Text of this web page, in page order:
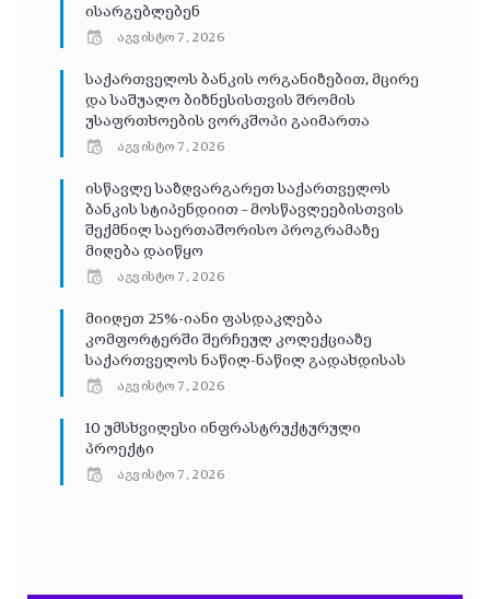
ისარგებლებენ
აგვისტო 7, 2026
საქართველოს ბანკის ორგანიზებით, მცირე
და საშუალო ბიზნესისთვის შრომის
უსაფრთხოების ვორკშოპი გაიმართა
აგვისტო 7, 2026
ისწავლე საზღვარგარეთ საქართველოს
ბანკის სტიპენდიით – მოსწავლეებისთვის
შექმნილ საერთაშორისო პროგრამაზე
მიღება დაიწყო
აგვისტო 7, 2026
მიიღეთ 25%-იანი ფასდაკლება
კომფორტერში შერჩეულ კოლექციაზე
საქართველოს ნაწილ-ნაწილ გადახდისას
აგვისტო 7, 2026
10 უმსხვილესი ინფრასტრუქტურული
პროექტი
აგვისტო 7, 2026